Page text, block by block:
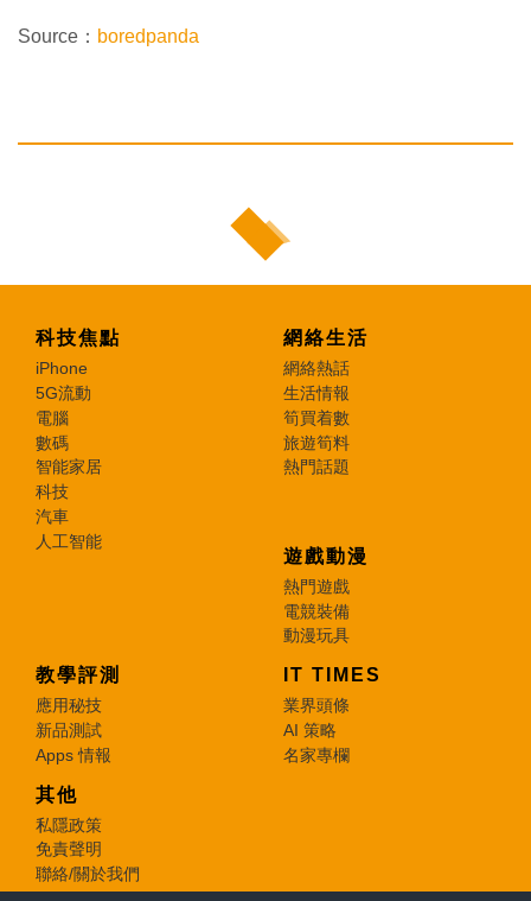
Source： boredpanda
科技焦點
iPhone
5G流動
電腦
數碼
智能家居
科技
汽車
人工智能
網絡生活
網絡熱話
生活情報
筍買着數
旅遊筍料
熱門話題
遊戲動漫
熱門遊戲
電競裝備
動漫玩具
教學評測
應用秘技
新品測試
Apps 情報
IT TIMES
業界頭條
AI 策略
名家專欄
其他
私隱政策
免責聲明
聯絡/關於我們